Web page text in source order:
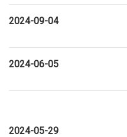
2024-09-04
2024-06-05
2024-05-29